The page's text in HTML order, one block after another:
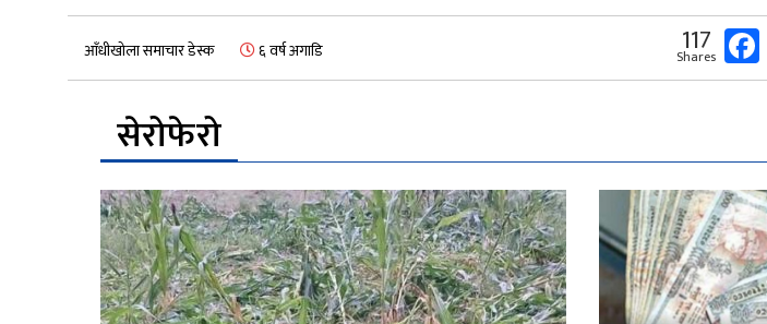
आँधीखोला समाचार डेस्क ६ वर्ष अगाडि 117
Shares
सेरोफेरो